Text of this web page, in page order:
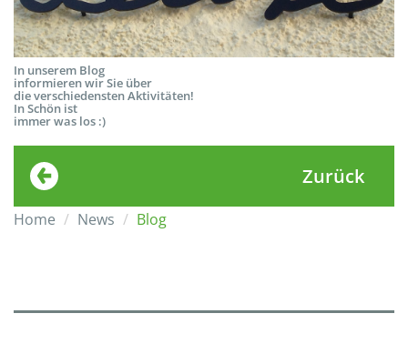
In unserem Blog
informieren wir Sie über
die verschiedensten Aktivitäten!
In Schön ist
immer was los :)
Zurück
Home News Blog